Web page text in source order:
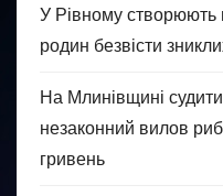
У Рівному створюють
родин безвісти
На Млинівщині
незаконний вилов
гривень